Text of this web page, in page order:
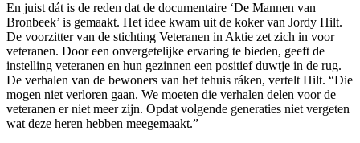
En juist dát is de reden dat de documentaire ‘De Mannen van
Bronbeek’ is gemaakt. Het idee kwam uit de koker van Jordy Hilt.
De voorzitter van de stichting Veteranen in Aktie zet zich in voor
veteranen. Door een onvergetelijke ervaring te bieden, geeft de
instelling veteranen en hun gezinnen een positief duwtje in de rug.
De verhalen van de bewoners van het tehuis ráken, vertelt Hilt. “Die
mogen niet verloren gaan. We moeten die verhalen delen voor de
veteranen er niet meer zijn. Opdat volgende generaties niet vergeten
wat deze heren hebben meegemaakt.”